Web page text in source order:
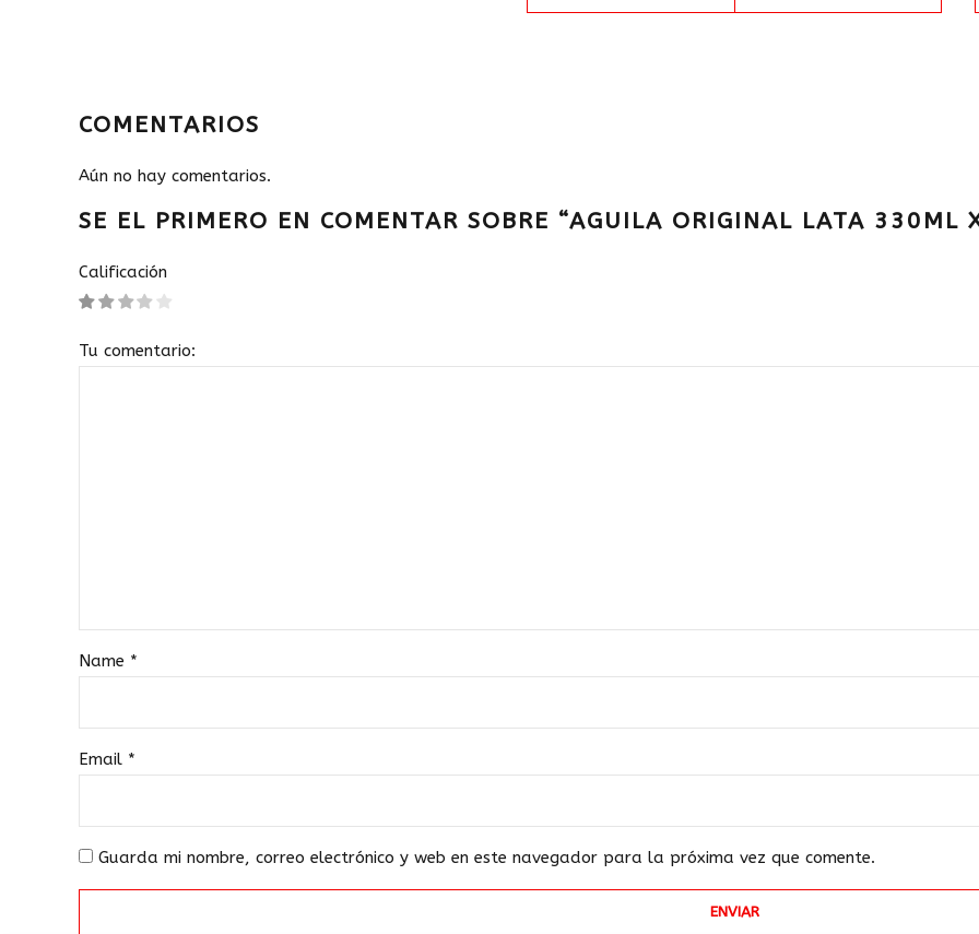
COMENTARIOS
Aún no hay comentarios.
SE EL PRIMERO EN COMENTAR SOBRE “AGUILA ORIGINAL LATA 330ML
Calificación
Tu comentario:
Name *
Email *
Guarda mi nombre, correo electrónico y web en este navegador para la próxima vez que comente.